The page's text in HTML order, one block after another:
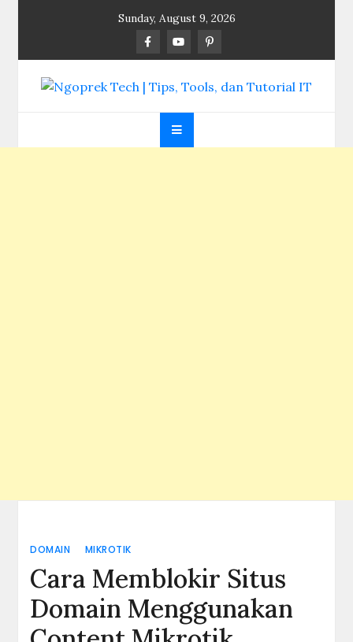
Sunday, August 9, 2026
Ngoprek Tech | Tips,
Tools, dan Tutorial
DOMAIN MIKROTIK
Cara Memblokir Situs
Domain Menggunakan